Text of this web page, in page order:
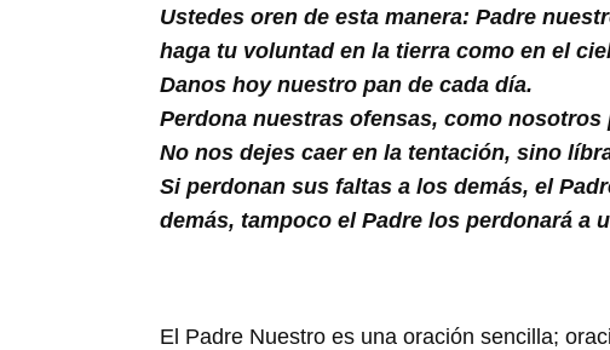
Ustedes oren de esta manera: Padre
haga tu voluntad en la tierra como en el
Danos hoy nuestro pan de cada día.
Perdona nuestras ofensas, como
No nos dejes caer en la tentación, sino
Si perdonan sus faltas a los demás, el
demás, tampoco el Padre los perdonará a
El Padre Nuestro es una oración sencilla;